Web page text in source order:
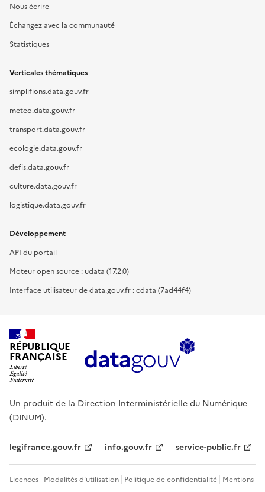
Nous écrire
Échangez avec la communauté
Statistiques
Verticales thématiques
simplifions.data.gouv.fr
meteo.data.gouv.fr
transport.data.gouv.fr
ecologie.data.gouv.fr
defis.data.gouv.fr
culture.data.gouv.fr
logistique.data.gouv.fr
Développement
API du portail
Moteur open source : udata (17.2.0)
Interface utilisateur de data.gouv.fr : cdata (7ad44f4)
RÉPUBLIQUE
FRANÇAISE
Un produit de la Direction Interministérielle du Numérique
(DINUM).
legifrance.gouv.fr info.gouv.fr service-public.fr
Licences Modalités d'utilisation Politique de confidentialité Mentions